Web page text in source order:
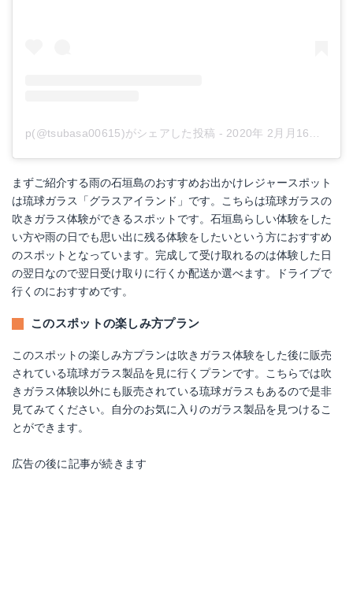
p(@tsubasa00615)がシェアした投稿 - 2020年 2月月16日午前7時17分PST
まずご紹介する雨の石垣島のおすすめお出かけレジャースポット
は琉球ガラス「グラスアイランド」です。こちらは琉球ガラスの
吹きガラス体験ができるスポットです。石垣島らしい体験をした
い方や雨の日でも思い出に残る体験をしたいという方におすすめ
のスポットとなっています。完成して受け取れるのは体験した日
の翌日なので翌日受け取りに行くか配送か選べます。ドライブで
行くのにおすすめです。
このスポットの楽しみ方プラン
このスポットの楽しみ方プランは吹きガラス体験をした後に販売
されている琉球ガラス製品を見に行くプランです。こちらでは吹
きガラス体験以外にも販売されている琉球ガラスもあるので是非
見てみてください。自分のお気に入りのガラス製品を見つけるこ
とができます。
広告の後に記事が続きます